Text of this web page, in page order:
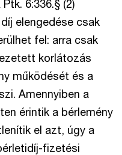
6:336.§ (2)
elengedése csak
fel: arra csak
korlátozás
működését és a
Amennyiben a
érintik a bérlemény
el azt, úgy a
fizetési